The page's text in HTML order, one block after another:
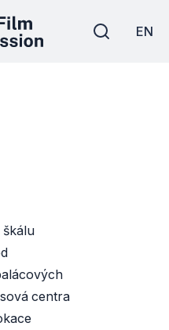
EN
škálu
centra